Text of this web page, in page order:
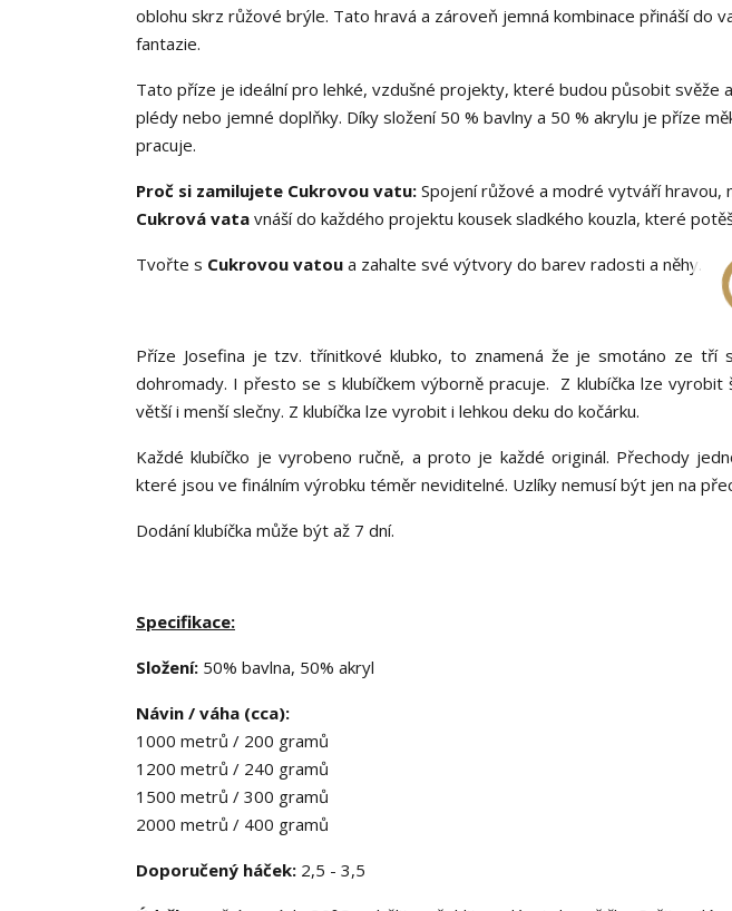
oblohu skrz růžové brýle. Tato hravá a zároveň jemná kombinace přináší do
fantazie.
Tato příze je ideální pro lehké, vzdušné projekty, které budou působit svěže
plédy nebo jemné doplňky. Díky složení 50 % bavlny a 50 % akrylu je příze
pracuje.
Proč si zamilujete Cukrovou vatu: Spojení růžové a modré vytváří hravou,
Cukrová vata vnáší do každého projektu kousek sladkého kouzla, které
Tvořte s Cukrovou vatou a zahalte své výtvory do barev radosti a něhy.
Příze Josefina je tzv. třínitkové klubko, to znamená že je smotáno ze tří
dohromady. I přesto se s klubíčkem výborně pracuje. Z klubíčka lze
větší i menší slečny. Z klubíčka lze vyrobit i lehkou deku do kočárku.
Každé klubíčko je vyrobeno ručně, a proto je každé originál. Přechody
které jsou ve finálním výrobku téměr neviditelné. Uzlíky nemusí být jen na
Dodání klubíčka může být až 7 dní.
Specifikace:
Složení: 50% bavlna, 50% akryl
Návin / váha (cca):
1000 metrů / 200 gramů
1200 metrů / 240 gramů
1500 metrů / 300 gramů
2000 metrů / 400 gramů
Doporučený háček: 2,5 - 3,5